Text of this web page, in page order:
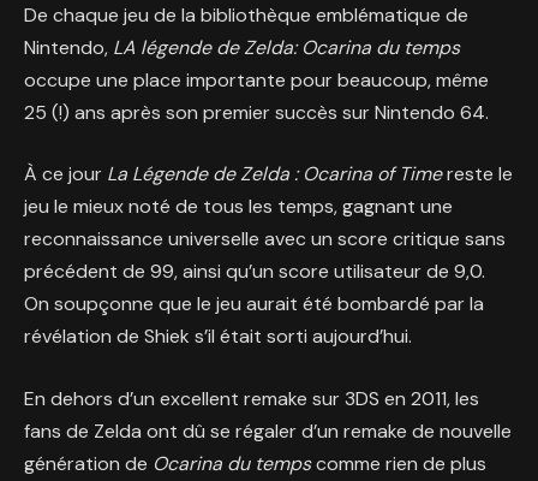
De chaque jeu de la bibliothèque emblématique de
Nintendo, LA légende de Zelda: Ocarina du temps
occupe une place importante pour beaucoup, même
25 (!) ans après son premier succès sur Nintendo 64.
À ce jour La Légende de Zelda : Ocarina of Timereste le
jeu le mieux noté de tous les temps, gagnant une
reconnaissance universelle avec un score critique sans
précédent de 99, ainsi qu’un score utilisateur de 9,0.
On soupçonne que le jeu aurait été bombardé par la
révélation de Shiek s’il était sorti aujourd’hui.
En dehors d’un excellent remake sur 3DS en 2011, les
fans de Zelda ont dû se régaler d’un remake de nouvelle
génération de Ocarina du tempscomme rien de plus